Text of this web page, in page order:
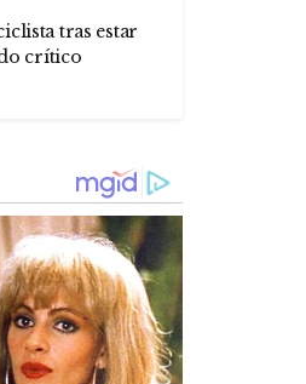
tras estar
crítico